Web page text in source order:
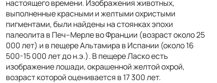
настоящего времени. Изображения животных,
выполненные красными и желтыми охристыми
пигментами, были найдены на стоянках эпохи
палеолита в Печ–Мерле во Франции (возраст около 25
000 лет) и в пещере Альтамира в Испании (около 16
500-15 000 лет до н.э.). В пещере Ласко есть
изображение лошади, окрашенной желтой охрой,
возраст которой оценивается в 17 300 лет.